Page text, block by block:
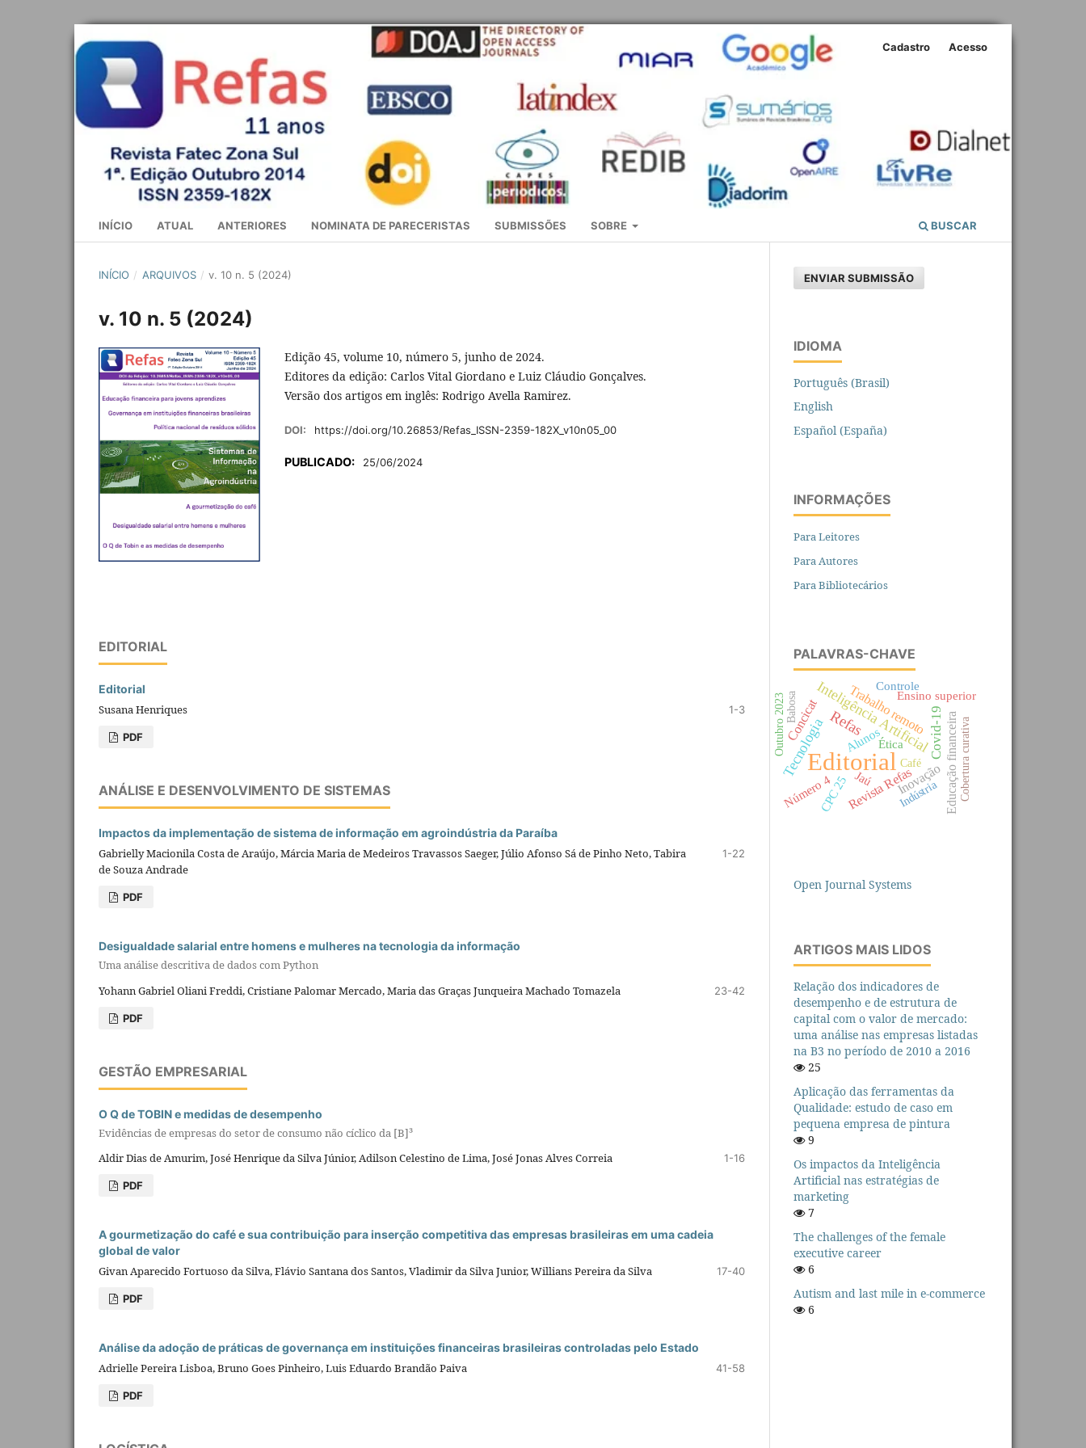
INÍCIO ATUAL ANTERIORES NOMINATA DE PARECERISTAS SUBMISSÕES SOBRE BUSCAR
Cadastro Acesso
INÍCIO / ARQUIVOS / v. 10 n. 5 (2024)
v. 10 n. 5 (2024)
Edição 45, volume 10, número 5, junho de 2024.
Editores da edição: Carlos Vital Giordano e Luiz Cláudio Gonçalves.
Versão dos artigos em inglês: Rodrigo Avella Ramirez.
DOI: https://doi.org/10.26853/Refas_ISSN-2359-182X_v10n05_00
PUBLICADO: 25/06/2024
EDITORIAL
Editorial
Susana Henriques 1-3
PDF
ANÁLISE E DESENVOLVIMENTO DE SISTEMAS
Impactos da implementação de sistema de informação em agroindústria da Paraíba
Gabrielly Macionila Costa de Araújo, Márcia Maria de Medeiros Travassos Saeger, Júlio Afonso Sá de Pinho Neto, Tabira
de Souza Andrade
1-22
PDF
Desigualdade salarial entre homens e mulheres na tecnologia da informação
Uma análise descritiva de dados com Python
Yohann Gabriel Oliani Freddi, Cristiane Palomar Mercado, Maria das Graças Junqueira Machado Tomazela
23-42
PDF
GESTÃO EMPRESARIAL
O Q de TOBIN e medidas de desempenho
Evidências de empresas do setor de consumo não cíclico da [B]³
Aldir Dias de Amurim, José Henrique da Silva Júnior, Adilson Celestino de Lima, José Jonas Alves Correia
1-16
PDF
A gourmetização do café e sua contribuição para inserção competitiva das empresas brasileiras em uma cadeia
global de valor
Givan Aparecido Fortuoso da Silva, Flávio Santana dos Santos, Vladimir da Silva Junior, Willians Pereira da Silva 17-40
PDF
Análise da adoção de práticas de governança em instituições financeiras brasileiras controladas pelo Estado
Adrielle Pereira Lisboa, Bruno Goes Pinheiro, Luis Eduardo Brandão Paiva 41-58
PDF
ENVIAR SUBMISSÃO
IDIOMA
Português (Brasil)
English
Español (España)
INFORMAÇÕES
Para Leitores
Para Autores
Para Bibliotecários
PALAVRAS-CHAVE
Editorial
Refas
Inteligência Artificial
Tecnologia Covid-19Educação financeira
Revista RefasInovação
Concicat Trabalho remoto
CPC 25 Jaú
Alunos
Ensino superior
Número 4
Controle
Ética
Indústria
Babosa
Cobertura curativa
Outubro 2023
Café
Open Journal Systems
ARTIGOS MAIS LIDOS
Relação dos indicadores de
desempenho e de estrutura de
capital com o valor de mercado:
uma análise nas empresas listadas
na B3 no período de 2010 a 2016
25
Aplicação das ferramentas da
Qualidade: estudo de caso em
pequena empresa de pintura
9
Os impactos da Inteligência
Artificial nas estratégias de
marketing
7
The challenges of the female
executive career
6
Autism and last mile in e-commerce
6